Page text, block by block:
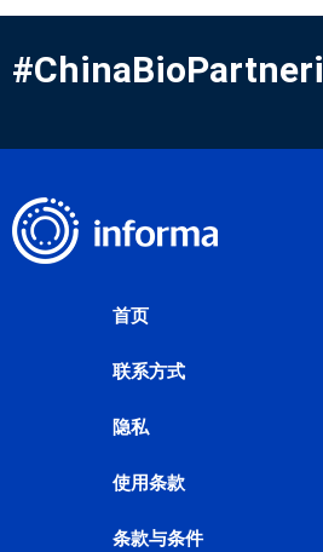
首页
联系方式
隐私
使用条款
条款与条件